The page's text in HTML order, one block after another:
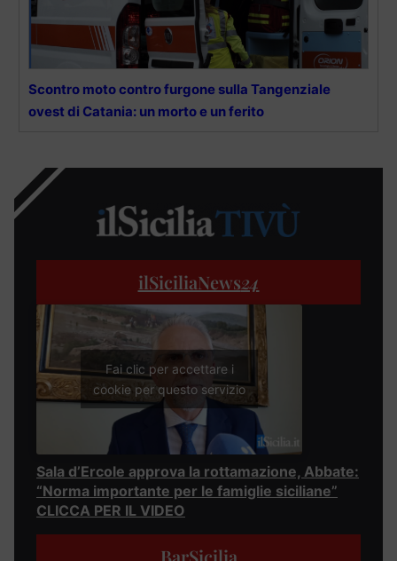
Scontro moto contro furgone sulla Tangenziale
ovest di Catania: un morto e un ferito
ilSiciliaNews24
Fai clic per accettare i
cookie per questo servizio
Sala d’Ercole approva la rottamazione, Abbate:
“Norma importante per le famiglie siciliane”
CLICCA PER IL VIDEO
BarSicilia